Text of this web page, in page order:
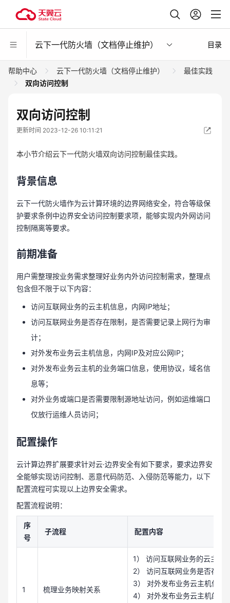
云下一代防火墙（文档停止维护） 目录
帮助中心 云下一代防火墙（文档停止维护）
最佳实践
双向访问控制
双向访问控制
更新时间 2023-12-26 10:11:21
本小节介绍云下一代防火墙双向访问控制最佳实践。
背景信息
云下一代防火墙作为云计算环境的边界网络安全，符合等级保
护要求条例中边界安全访问控制要求项，能够实现内外网访问
控制隔离等要求。
前期准备
用户需整理按业务需求整理好业务内外访问控制需求，整理点
包含但不限于以下内容：
访问互联网业务的云主机信息，内网IP地址；
访问互联网业务是否存在限制，是否需要记录上网行为审
计；
对外发布业务云主机信息，内网IP及对应公网IP；
对外发布业务云主机的业务端口信息，使用协议，域名信
息等；
对外业务或端口是否需要限制源地址访问，例如运维端口
仅放行运维人员访问；
配置操作
云计算边界扩展要求针对云·边界安全有如下要求，要求边界安
全能够实现访问控制、恶意代码防范、入侵防范等能力，以下
配置流程可实现以上边界安全需求。
配置流程说明：
序
号
子流程 配置内容
1 梳理业务映射关系
1） 访问互联网业务的云主机
2） 访问互联网业务是否存在
3） 对外发布业务云主机信息
4） 对外发布业务云主机的业